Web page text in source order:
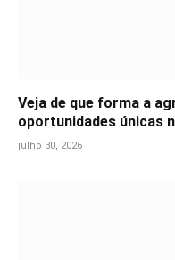
Veja de que forma a
oportunidades únicas
julho 30, 2026